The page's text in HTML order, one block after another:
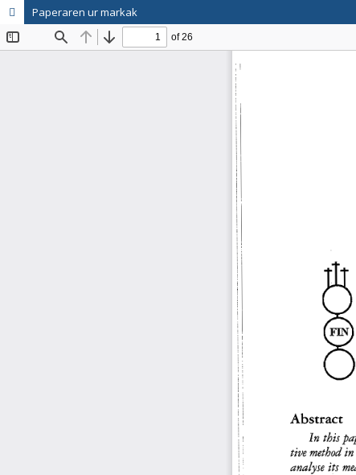
Paperaren ur markak